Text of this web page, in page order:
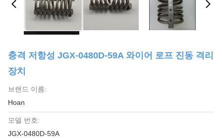
충격 저항성 JGX-0480D-59A 와이어 로프 진동 격리
장치
브랜드 이름:
Hoan
모델 번호:
JGX-0480D-59A